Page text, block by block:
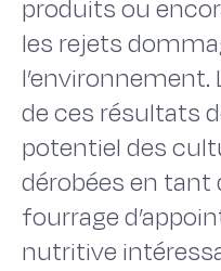
produits ou
les rejets
l’environnement.
de ces résultats
potentiel des
dérobées en tant
fourrage
nutritive